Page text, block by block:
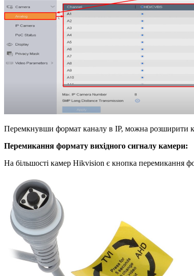
Перемкнувши формат каналу в IP, можна розширити
Перемикання формату вихідного сигналу камери:
На більшості камер Hikvision є кнопка перемикання